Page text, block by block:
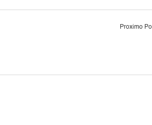
Proximo